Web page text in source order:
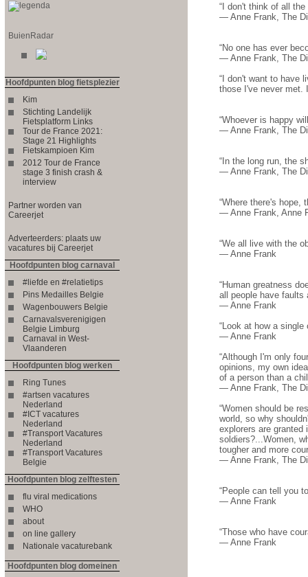
BuienRadar
Hoofdpunten blog fietsplezier
Kim
Stichting Landelijk
Fietsplatform Links
Tour de France 2021:
Stage 21 Highlights
Fietskampioen Kim
2012 Tour de France
stage 3 finish crash &
interview
Partner worden van
Careerjet
Adverteerders: plaats uw
vacatures bij Careerjet
Hoofdpunten blog carnaval
#liefde en #relatietips
Pins Medailles Belgie
Wagenbouwers Belgie
Carnavalsverenigigen
Belgie Limburg
Carnaval in West-
Vlaanderen
Hoofdpunten blog werken
Ring Tunes
#artsen vacatures
Nederland
#ICT vacatures
Nederland
#Transport Vacatures
Nederland
#Transport Vacatures
Belgie
Hoofdpunten blog zelftesten
flu viral medications
WHO
about
on line gallery
Nationale vacaturebank
Hoofdpunten blog domeinen
“I don't think of all
― Anne Frank, The
“No one has ever
― Anne Frank, The
“I don't want to have
those I've never met.
“Whoever is happy
― Anne Frank, The
“In the long run, the
― Anne Frank, The
“Where there's hope,
― Anne Frank, Anne
“We all live with the
― Anne Frank
“Human greatness
all people have faults
― Anne Frank
“Look at how a
― Anne Frank
“Although I'm only
opinions, my own
of a person than a
― Anne Frank, The
“Women should be
world, so why
explorers are granted
soldiers?...Women,
tougher and more
― Anne Frank, The
“People can tell you
― Anne Frank
“Those who have
― Anne Frank